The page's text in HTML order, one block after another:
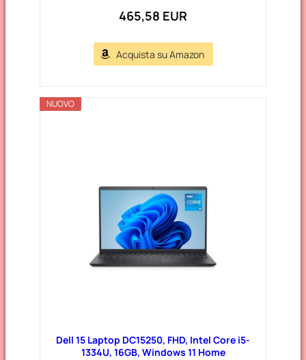
465,58 EUR
Acquista su Amazon
NUOVO
Dell 15 Laptop DC15250, FHD, Intel Core i5-
1334U, 16GB, Windows 11 Home